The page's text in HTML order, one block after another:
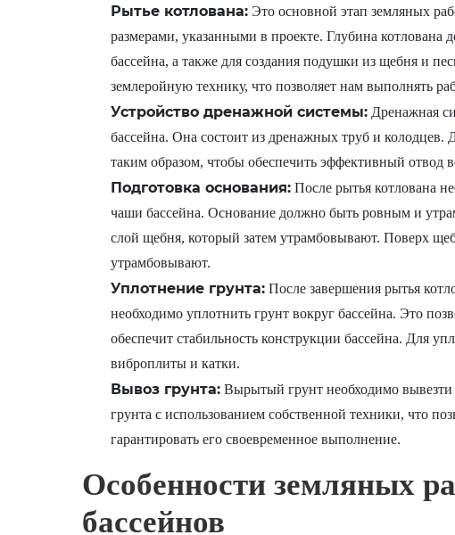
Рытье котлована:Это основной этап земляных
размерами, указанными в проекте. Глубина котлована
бассейна, а также для создания подушки из щебня и
землеройную технику, что позволяет нам выполнять
Устройство дренажной системы:Дренажная
бассейна. Она состоит из дренажных труб и колодцев.
таким образом, чтобы обеспечить эффективный отвод
Подготовка основания:После рытья котлована
чаши бассейна. Основание должно быть ровным и
слой щебня, который затем утрамбовывают. Поверх
утрамбовывают.
Уплотнение грунта:После завершения рытья
необходимо уплотнить грунт вокруг бассейна. Это
обеспечит стабильность конструкции бассейна. Для
виброплиты и катки.
Вывоз грунта:Вырытый грунт необходимо вывезти
грунта с использованием собственной техники, что
гарантировать его своевременное выполнение.
Особенности земляных
бассейнов